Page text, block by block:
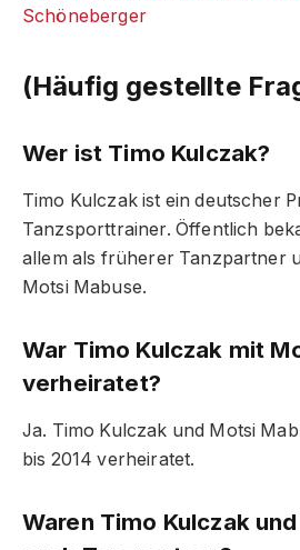
Schöneberger
(Häufig gestellte
Wer ist Timo Kulczak?
Timo Kulczak ist ein deutscher
Tanzsporttrainer. Öffentlich
allem als früherer Tanzpartner
Motsi Mabuse.
War Timo Kulczak mit
verheiratet?
Ja. Timo Kulczak und Motsi
bis 2014 verheiratet.
Waren Timo Kulczak